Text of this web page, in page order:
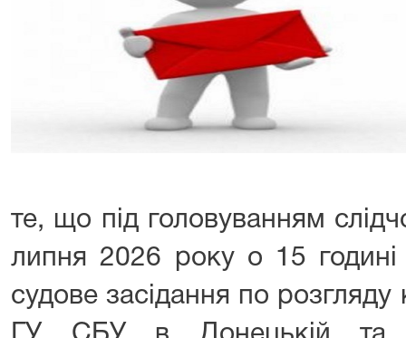
те, що під головуванням
липня 2026 року о 15 годині
судове засідання по